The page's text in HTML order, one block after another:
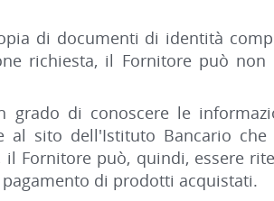
di documenti di identità
richiesta, il Fornitore può
grado di conoscere le
sito dell'Istituto Bancario che
Fornitore può, quindi, essere
di prodotti acquistati.